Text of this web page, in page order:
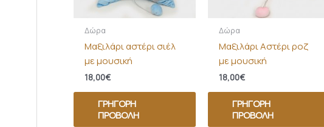
Δώρα
Μαξιλάρι αστέρι σιέλ
με μουσική
18,00€
ΓΡΉΓΟΡΗ
ΠΡΟΒΟΛΉ
Δώρα
Μαξιλάρι Αστέρι ροζ
με μουσική
18,00€
ΓΡΉΓΟΡΗ
ΠΡΟΒΟΛΉ